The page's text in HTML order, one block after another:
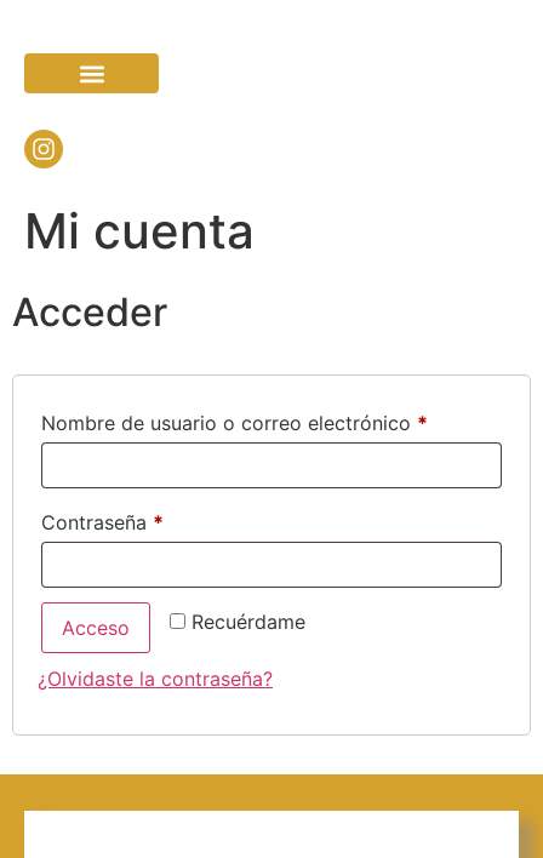
Mi cuenta
Acceder
Nombre de usuario o correo electrónico *
Contraseña *
Recuérdame
Acceso
¿Olvidaste la contraseña?